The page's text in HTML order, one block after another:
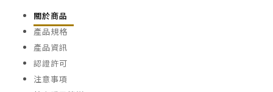
關於商品
產品規格
產品資訊
認證許可
注意事項